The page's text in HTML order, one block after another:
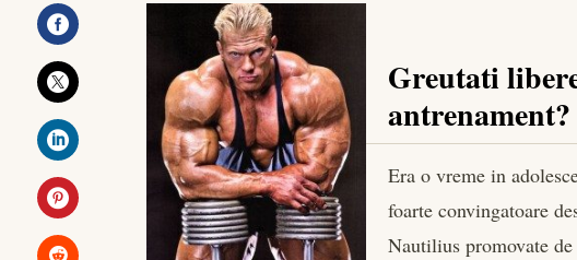
Facebook
Twitter
LinkedIn
Pinterest
Greutati
antrenament?
Era o vreme in
foarte convingatoare
Nautilius promovate